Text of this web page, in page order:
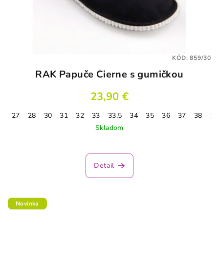
RAK Papuče Čierne s gumičkou
23,90 €
27 28 30 31 32 33 33,5 34 35 36 37 38
Skladom
Detail
KÓD:859/30
Novinka